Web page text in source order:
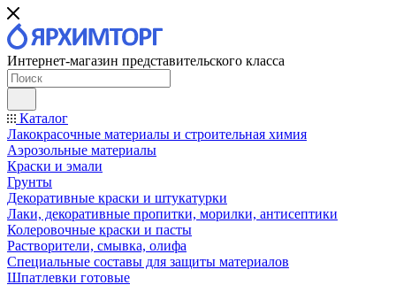
Интернет-магазин представительского класса
Каталог
Лакокрасочные материалы и строительная химия
Аэрозольные материалы
Краски и эмали
Грунты
Декоративные краски и штукатурки
Лаки, декоративные пропитки, морилки, антисептики
Колеровочные краски и пасты
Растворители, смывка, олифа
Специальные составы для защиты материалов
Шпатлевки готовые